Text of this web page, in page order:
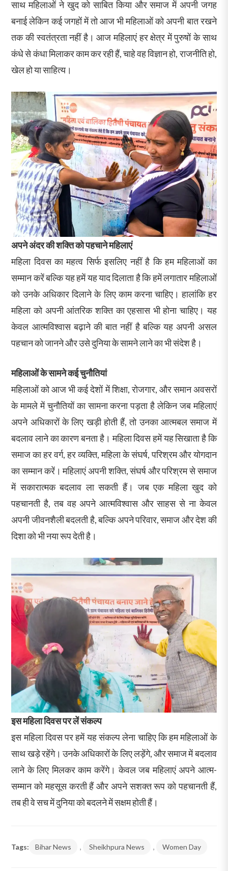
साथ महिलाओं ने खुद को साबित किया और समाज में अपनी जगह
बनाई लेकिन कई जगहों में तो आज भी महिलाओं को अपनी बात रखने
तक की स्वतंत्रता नहीं है। आज महिलाएं हर क्षेत्र में पुरुषों के साथ
कंधे से कंधा मिलाकर काम कर रही हैं, चाहे वह विज्ञान हो, राजनीति हो,
खेल हो या साहित्य।
अपने अंदर की शक्ति को पहचाने महिलाएं
महिला दिवस का महत्व सिर्फ इसलिए नहीं है कि हम महिलाओं का
सम्मान करें बल्कि यह हमें यह याद दिलाता है कि हमें लगातार महिलाओं
को उनके अधिकार दिलाने के लिए काम करना चाहिए। हालांकि हर
महिला को अपनी आंतरिक शक्ति का एहसास भी होना चाहिए। यह
केवल आत्मविश्वास बढ़ाने की बात नहीं है बल्कि यह अपनी असल
पहचान को जानने और उसे दुनिया के सामने लाने का भी संदेश है।
महिलाओं के सामने कई चुनौतियां
महिलाओं को आज भी कई देशों में शिक्षा, रोजगार, और समान अवसरों
के मामले में चुनौतियों का सामना करना पड़ता है लेकिन जब महिलाएं
अपने अधिकारों के लिए खड़ी होती हैं, तो उनका आत्मबल समाज में
बदलाव लाने का कारण बनता है। महिला दिवस हमें यह सिखाता है कि
समाज का हर वर्ग, हर व्यक्ति, महिला के संघर्ष, परिश्रम और योगदान
का सम्मान करें। महिलाएं अपनी शक्ति, संघर्ष और परिश्रम से समाज
में सकारात्मक बदलाव ला सकती हैं। जब एक महिला खुद को
पहचानती है, तब वह अपने आत्मविश्वास और साहस से ना केवल
अपनी जीवनशैली बदलती है, बल्कि अपने परिवार, समाज और देश की
दिशा को भी नया रूप देती है।
इस महिला दिवस पर लें संकल्प
इस महिला दिवस पर हमें यह संकल्प लेना चाहिए कि हम महिलाओं के
साथ खड़े रहेंगे। उनके अधिकारों के लिए लड़ेंगे, और समाज में बदलाव
लाने के लिए मिलकर काम करेंगे। केवल जब महिलाएं अपने आत्म-
सम्मान को महसूस करती हैं और अपने सशक्त रूप को पहचानती हैं,
तब ही वे सच में दुनिया को बदलने में सक्षम होती हैं।
Tags: Bihar News , Sheikhpura News , Women Day